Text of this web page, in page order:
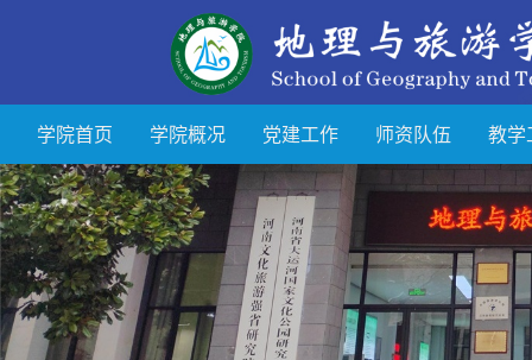
学院首页 学院概况 党建工作 师资队伍 教学